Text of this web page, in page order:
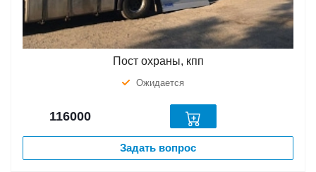
Пост охраны, кпп
Ожидается
116000
Задать вопрос